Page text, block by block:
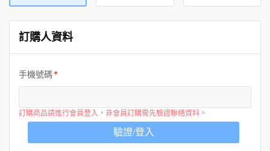
訂購人資料
手機號碼
訂購商品請進行會員登入，非會員訂購需先驗證聯絡資料。
驗證/登入